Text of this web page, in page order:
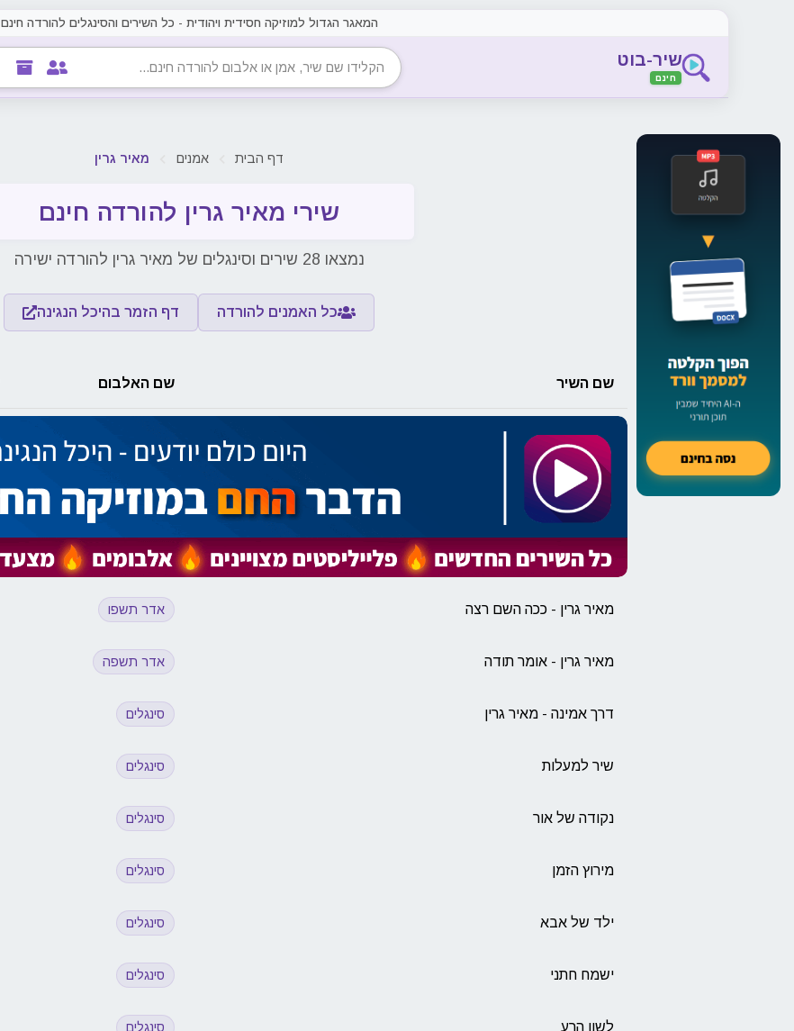
המאגר הגדול למוזיקה חסידית ויהודית - כל השירים והסינגלים להורדה חינם
שיר-בוט
חינם
דף הבית אמנים מאיר גרין
שירי מאיר גרין להורדה חינם
נמצאו 28 שירים וסינגלים של מאיר גרין להורדה ישירה
כל האמנים להורדה דף הזמר בהיכל הנגינה
שם השיר שם האלבום
מאיר גרין - ככה השם רצה אדר תשפו
מאיר גרין - אומר תודה אדר תשפה
דרך אמינה - מאיר גרין סינגלים
שיר למעלות סינגלים
נקודה של אור סינגלים
מירוץ הזמן סינגלים
ילד של אבא סינגלים
ישמח חתני סינגלים
לשון הרע סינגלים